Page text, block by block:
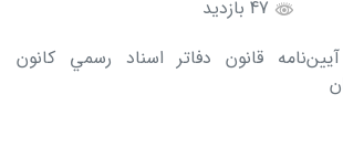
قانون دفاتر اسناد رسمي کانون